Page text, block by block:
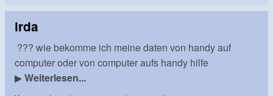
irda
??? wie bekomme ich meine daten von handy auf
computer oder von computer aufs handy hilfe
▶Weiterlesen...